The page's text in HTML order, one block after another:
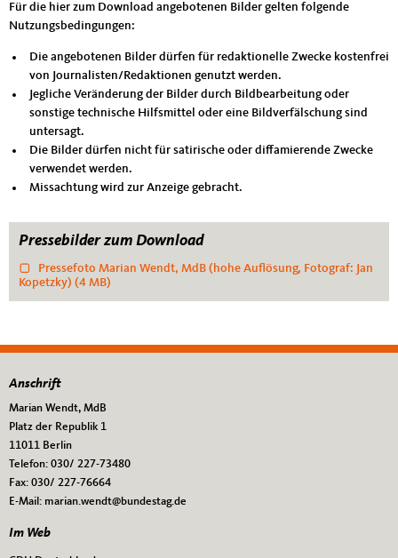
Für die hier zum Download angebotenen Bilder gelten folgende
Nutzungsbedingungen:
Die angebotenen Bilder dürfen für redaktionelle Zwecke kostenfrei
von Journalisten/Redaktionen genutzt werden.
Jegliche Veränderung der Bilder durch Bildbearbeitung oder
sonstige technische Hilfsmittel oder eine Bildverfälschung sind
untersagt.
Die Bilder dürfen nicht für satirische oder diffamierende Zwecke
verwendet werden.
Missachtung wird zur Anzeige gebracht.
Pressebilder zum Download
Pressefoto Marian Wendt, MdB (hohe Auflösung, Fotograf: Jan
Kopetzky) (4 MB)
Fußbereich
Anschrift
Marian Wendt, MdB
Platz der Republik 1
11011 Berlin
Telefon: 030/ 227-73480
Fax: 030/ 227-76664
E-Mail: marian.wendt@bundestag.de
Im Web